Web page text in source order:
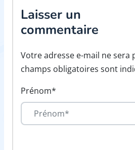
Laisser un
commentaire
Votre adresse e-mail ne sera
champs obligatoires sont
Prénom*